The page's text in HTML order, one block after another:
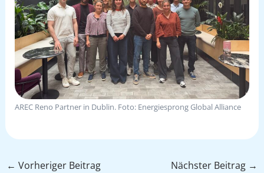
AREC Reno Partner in Dublin. Foto: Energiesprong Global Alliance
← Vorheriger Beitrag Nächster Beitrag →